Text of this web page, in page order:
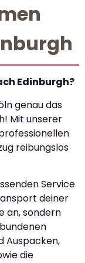
Edinburgh?
genau das
Mit unserer
reibungslos
Service
deiner
an, sondern
Auspacken,
die